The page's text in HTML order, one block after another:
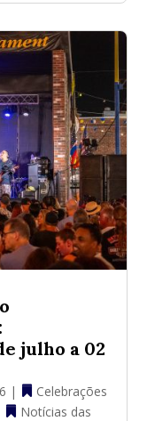
julho a 02
|
Celebrações
Notícias das